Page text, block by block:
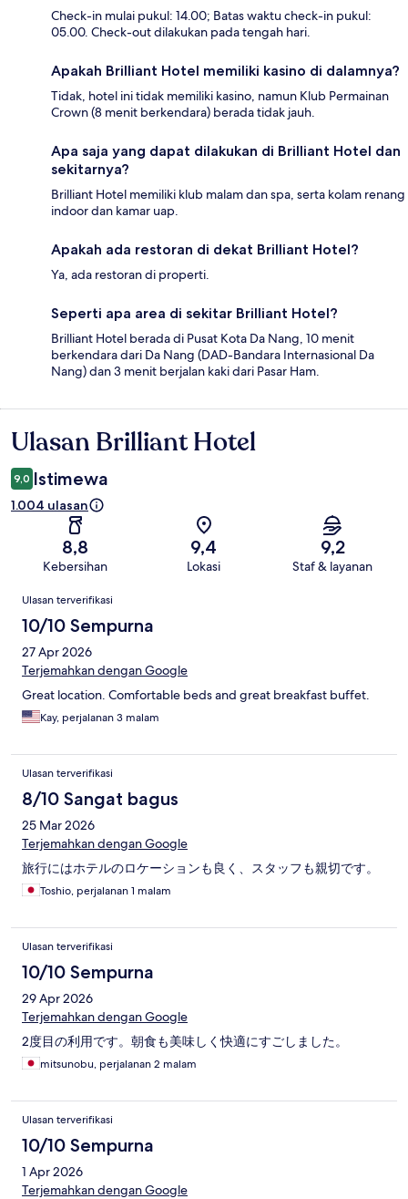
Check-in mulai pukul: 14.00; Batas waktu check-in pukul:
05.00. Check-out dilakukan pada tengah hari.
Apakah Brilliant Hotel memiliki kasino di dalamnya?
Tidak, hotel ini tidak memiliki kasino, namun Klub Permainan
Crown (8 menit berkendara) berada tidak jauh.
Apa saja yang dapat dilakukan di Brilliant Hotel dan
sekitarnya?
Brilliant Hotel memiliki klub malam dan spa, serta kolam renang
indoor dan kamar uap.
Apakah ada restoran di dekat Brilliant Hotel?
Ya, ada restoran di properti.
Seperti apa area di sekitar Brilliant Hotel?
Brilliant Hotel berada di Pusat Kota Da Nang, 10 menit
berkendara dari Da Nang (DAD-Bandara Internasional Da
Nang) dan 3 menit berjalan kaki dari Pasar Ham.
Ulasan
Ulasan Brilliant Hotel
9,0 Istimewa
1.004 ulasan
8,8
Kebersihan
9,4
Lokasi
9,2
Staf & layanan
Ulasan
Ulasan terverifikasi
10/10 Sempurna
27 Apr 2026
Terjemahkan dengan Google
Great location. Comfortable beds and great breakfast buffet.
Kay, perjalanan 3 malam
Ulasan terverifikasi
8/10 Sangat bagus
25 Mar 2026
Terjemahkan dengan Google
旅行にはホテルのロケーションも良く、スタッフも親切です。
Toshio, perjalanan 1 malam
Ulasan terverifikasi
10/10 Sempurna
29 Apr 2026
Terjemahkan dengan Google
2度目の利用です。朝食も美味しく快適にすごしました。
mitsunobu, perjalanan 2 malam
Ulasan terverifikasi
10/10 Sempurna
1 Apr 2026
Terjemahkan dengan Google